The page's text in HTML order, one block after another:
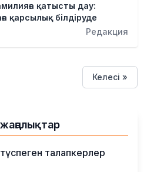
қатысты дау:
қарсылық білдіруде
Редакция
Келесі »
жаңалықтар
талапкерлер